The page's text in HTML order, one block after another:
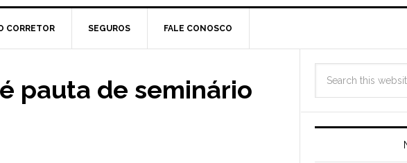
CORRETOR SEGUROS FALE CONOSCO
pauta de seminário